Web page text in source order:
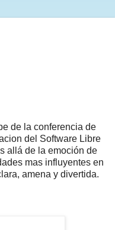
de la conferencia de
del Software Libre
allá de la emoción de
mas influyentes en
amena y divertida.